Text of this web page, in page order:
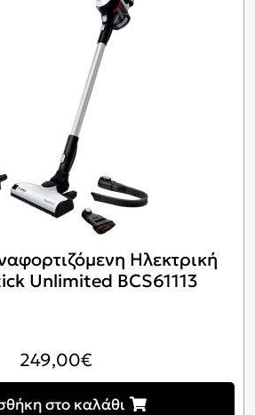
Ηλεκτρική
Unlimited BCS61113
249,00€
στο καλάθι